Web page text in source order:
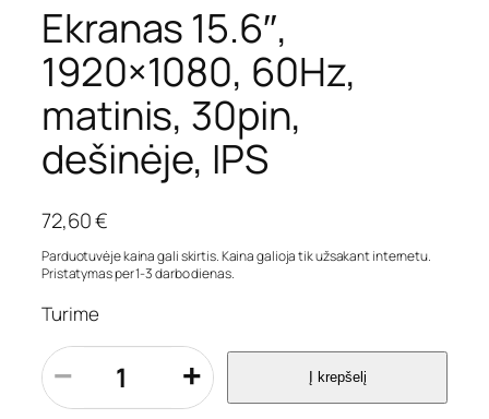
Ekranas 15.6″,
1920×1080, 60Hz,
matinis, 30pin,
dešinėje, IPS
72,60€
Parduotuvėje kaina gali skirtis. Kaina galioja tik užsakant internetu.
Pristatymas per 1-3 darbo dienas.
Turime
p
r
o
− + Į krepšelį